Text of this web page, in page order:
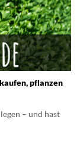
pflanzen
– und hast